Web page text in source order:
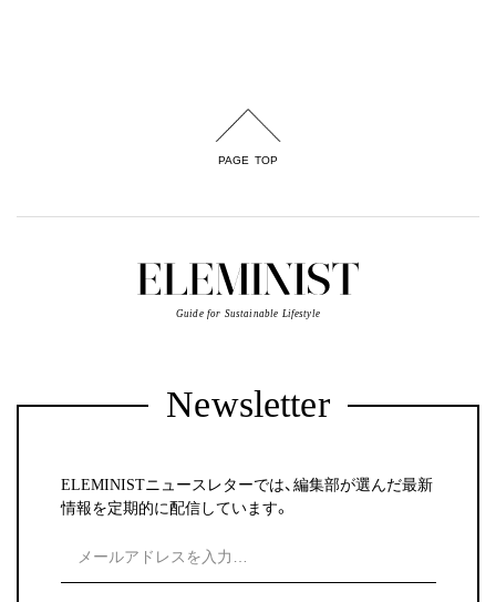
PAGE TOP
Guide for Sustainable Lifestyle
Newsletter
ELEMINISTニュースレターでは、編集部が選んだ最新
情報を定期的に配信しています。